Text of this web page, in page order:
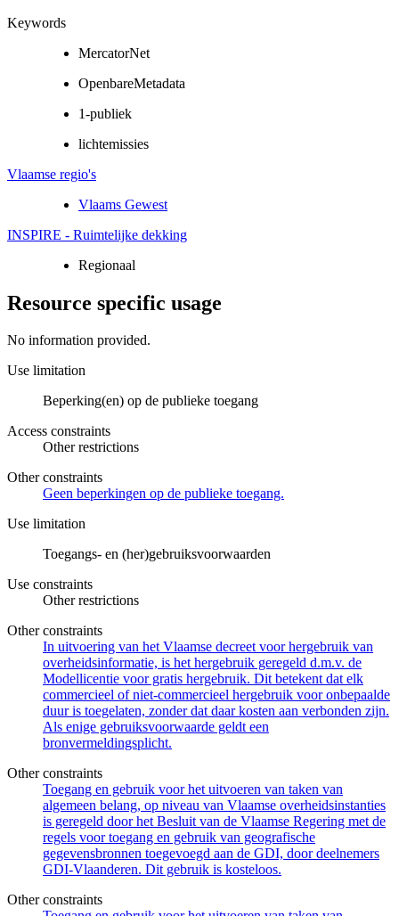
Keywords
MercatorNet
OpenbareMetadata
1-publiek
lichtemissies
Vlaamse regio's
Vlaams Gewest
INSPIRE - Ruimtelijke dekking
Regionaal
Resource specific usage
No information provided.
Use limitation
Beperking(en) op de publieke toegang
Access constraints
Other restrictions
Other constraints
Geen beperkingen op de publieke toegang.
Use limitation
Toegangs- en (her)gebruiksvoorwaarden
Use constraints
Other restrictions
Other constraints
In uitvoering van het Vlaamse decreet voor hergebruik van
overheidsinformatie, is het hergebruik geregeld d.m.v. de
Modellicentie voor gratis hergebruik. Dit betekent dat elk
commercieel of niet-commercieel hergebruik voor onbepaalde
duur is toegelaten, zonder dat daar kosten aan verbonden zijn.
Als enige gebruiksvoorwaarde geldt een
bronvermeldingsplicht.
Other constraints
Toegang en gebruik voor het uitvoeren van taken van
algemeen belang, op niveau van Vlaamse overheidsinstanties
is geregeld door het Besluit van de Vlaamse Regering met de
regels voor toegang en gebruik van geografische
gegevensbronnen toegevoegd aan de GDI, door deelnemers
GDI-Vlaanderen. Dit gebruik is kosteloos.
Other constraints